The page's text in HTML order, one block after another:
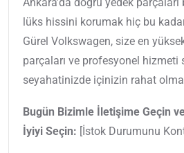
Ankara’da doğru yedek parçaları
lüks hissini korumak hiç bu
Gürel Volkswagen, size en
parçaları ve profesyonel hizmeti
seyahatinizde içinizin rahat
Bugün Bizimle İletişime Geçin
İyiyi Seçin: [İstok Durumunu